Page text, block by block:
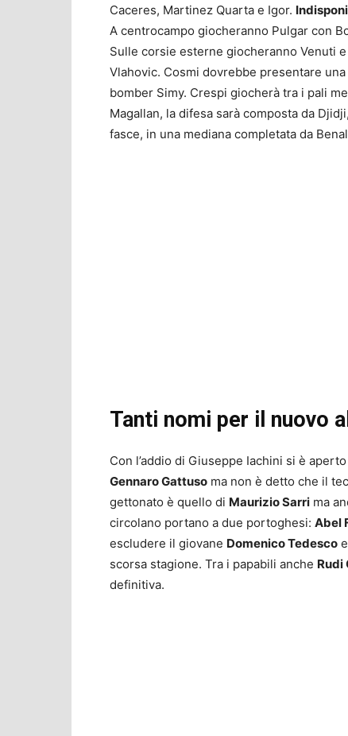
Caceres, Martinez Quarta e Igor.
A centrocampo giocheranno Pulgar con
Sulle corsie esterne giocheranno Venuti
Vlahovic. Cosmi dovrebbe presentare
bomber Simy. Crespi giocherà tra i pali
Magallan, la difesa sarà composta da
fasce, in una mediana completata da
Tanti nomi per il nuovo
Con l’addio di Giuseppe Iachini si è
Gennaro Gattuso ma non è detto che il
gettonato è quello di Maurizio Sarri ma
circolano portano a due portoghesi: Abel
escludere il giovane Domenico Tedesco
scorsa stagione. Tra i papabili anche Rudi
definitiva.